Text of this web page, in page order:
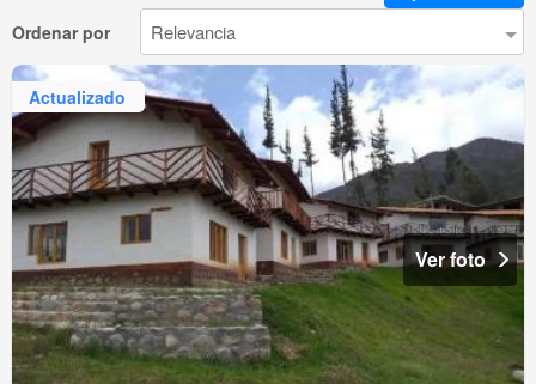
Ordenar por
Actualizado
Ver foto